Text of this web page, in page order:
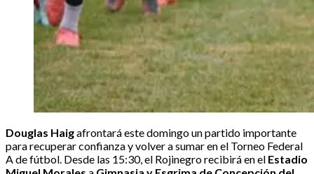
Douglas Haigafrontará este domingo un partido importante
para recuperar confianza y volver a sumar en el Torneo Federal
A de fútbol. Desde las 15:30, el Rojinegro recibirá en el Estadio